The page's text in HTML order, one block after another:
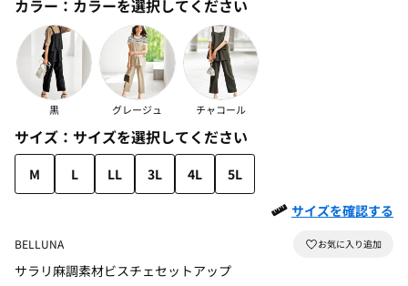
カラー： カラーを選択してください
黒 グレージュ チャコール
サイズ： サイズを選択してください
M L LL 3L 4L
5L
サイズを確認する
BELLUNA
サラリ麻調素材ビスチェセットアップ